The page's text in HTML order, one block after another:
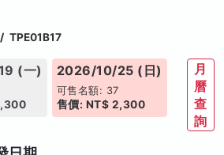
/ TPE01B17
(一) 2026/10/25 (日)
可售名額: 37
售價: NT$ 2,300
月
曆
查
詢